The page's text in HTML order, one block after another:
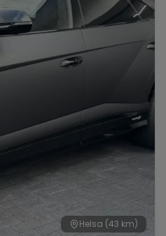
Helsa (43 km)